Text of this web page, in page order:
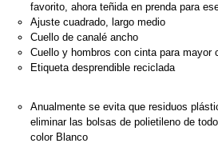
favorito, ahora teñida en prenda para
Ajuste cuadrado, largo medio
Cuello de canalé ancho
Cuello y hombros con cinta para mayor
Etiqueta desprendible reciclada
Anualmente se evita que residuos
eliminar las bolsas de polietileno de
color Blanco